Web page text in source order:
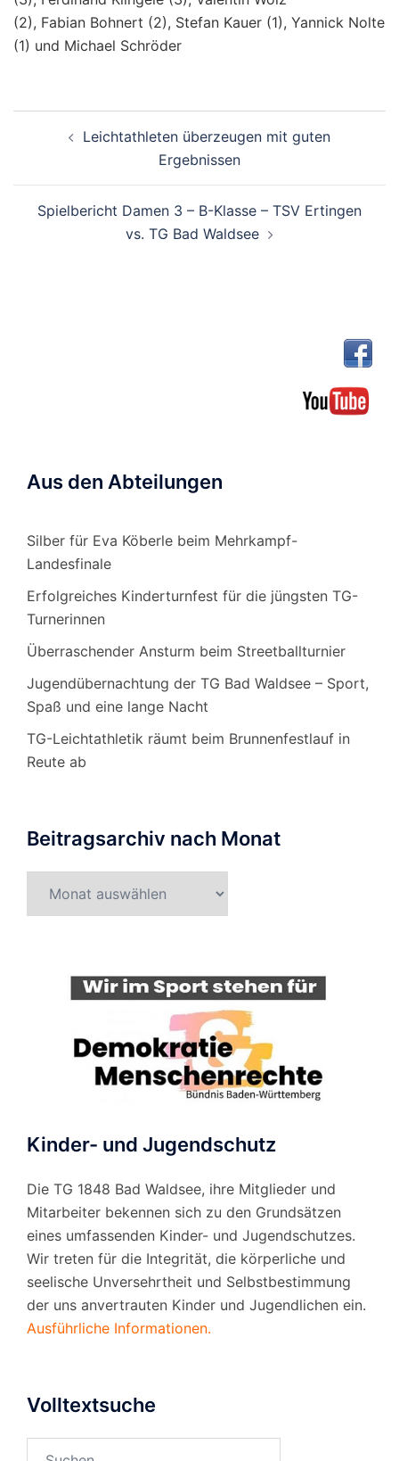
(2), Fabian Bohnert (2), Stefan Kauer (1), Yannick Nolte
(1) und Michael Schröder
Leichtathleten überzeugen mit guten
Ergebnissen
Spielbericht Damen 3 – B-Klasse – TSV Ertingen
vs. TG Bad Waldsee
Aus den Abteilungen
Silber für Eva Köberle beim Mehrkampf-
Landesfinale
Erfolgreiches Kinderturnfest für die jüngsten TG-
Turnerinnen
Überraschender Ansturm beim Streetballturnier
Jugendübernachtung der TG Bad Waldsee – Sport,
Spaß und eine lange Nacht
TG-Leichtathletik räumt beim Brunnenfestlauf in
Reute ab
Beitragsarchiv nach Monat
nach
Kinder- und Jugendschutz
Die TG 1848 Bad Waldsee, ihre Mitglieder und
Mitarbeiter bekennen sich zu den Grundsätzen
eines umfassenden Kinder- und Jugendschutzes.
Wir treten für die Integrität, die körperliche und
seelische Unversehrtheit und Selbstbestimmung
der uns anvertrauten Kinder und Jugendlichen ein.
Ausführliche Informationen.
Volltextsuche